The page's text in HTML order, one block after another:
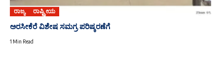
ರಾಜ್ಯ ರಾಷ್ಟ್ರೀಯ
ಅರಸೀಕೆರೆ ವಿಶೇಷ ಸಮಗ್ರ ಪರಿಷ್ಕರಣೆಗೆ
1 Min Read